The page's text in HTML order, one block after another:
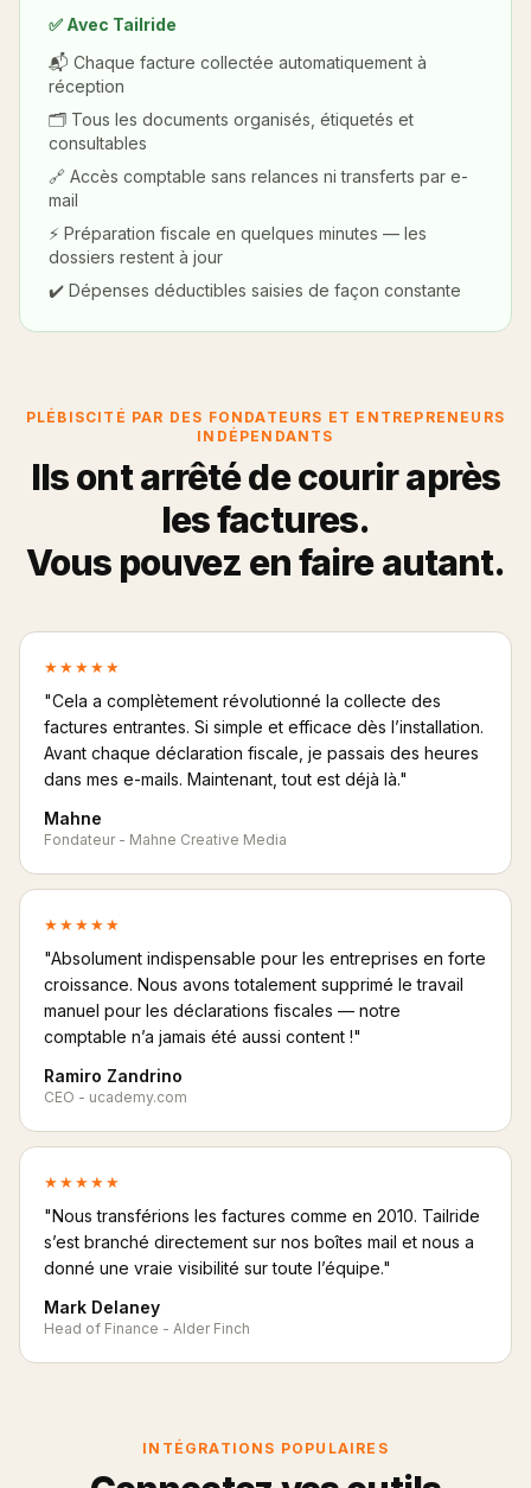
✅ Avec Tailride
📬 Chaque facture collectée automatiquement à
réception
🗂️ Tous les documents organisés, étiquetés et
consultables
🔗 Accès comptable sans relances ni transferts par e-
mail
⚡ Préparation fiscale en quelques minutes — les
dossiers restent à jour
✔️ Dépenses déductibles saisies de façon constante
PLÉBISCITÉ PAR DES FONDATEURS ET ENTREPRENEURS
INDÉPENDANTS
Ils ont arrêté de courir après
les factures.
Vous pouvez en faire autant.
★★★★★
"Cela a complètement révolutionné la collecte des
factures entrantes. Si simple et efficace dès l’installation.
Avant chaque déclaration fiscale, je passais des heures
dans mes e-mails. Maintenant, tout est déjà là."
Mahne
Fondateur - Mahne Creative Media
★★★★★
"Absolument indispensable pour les entreprises en forte
croissance. Nous avons totalement supprimé le travail
manuel pour les déclarations fiscales — notre
comptable n’a jamais été aussi content !"
Ramiro Zandrino
CEO - ucademy.com
★★★★★
"Nous transférions les factures comme en 2010. Tailride
s’est branché directement sur nos boîtes mail et nous a
donné une vraie visibilité sur toute l’équipe."
Mark Delaney
Head of Finance - Alder Finch
INTÉGRATIONS POPULAIRES